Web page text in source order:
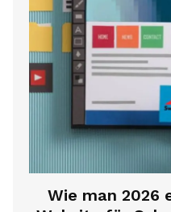
Wie man 2026